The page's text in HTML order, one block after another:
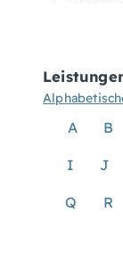
A B
I J
Q R